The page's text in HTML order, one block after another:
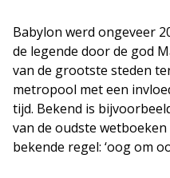
Babylon werd ongeveer
de legende door de god
van de grootste steden
metropool met een
tijd. Bekend is
van de oudste
bekende regel: ‘oog om